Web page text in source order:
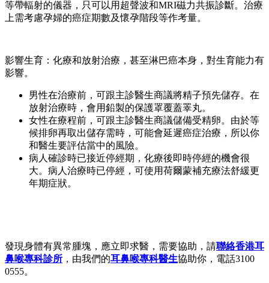
等帶輻射的儀器，只可以用超聲波和MRI磁力共振診斷。治療
上需考慮孕婦的癌症期數及懷孕階段等作考量。
影響生育：化療和放射治療，甚至淋巴癌本身，對生育能力有
影響。
男性在治療前，可跟主診醫生商議將精子預先儲存。在
放射治療時，會用鉛製的保護罩覆蓋睪丸。
女性在療程前，可跟主診醫生商議儲備受精卵。由於等
候排卵再取出儲存需時，可能會延遲癌症治療，所以你
和醫生要評估當中的風險。
病人確診時已接近停經期，化療後即時停經的機會很
大。病人治療時已停經，可使用荷爾蒙補充療法舒緩更
年期症狀。
發現身體有異常腫塊，應立即求醫，需要協助，請聯絡香港耳
鼻喉專科診所 ，由我們的耳鼻喉專科醫生協助你，電話3100
0555。